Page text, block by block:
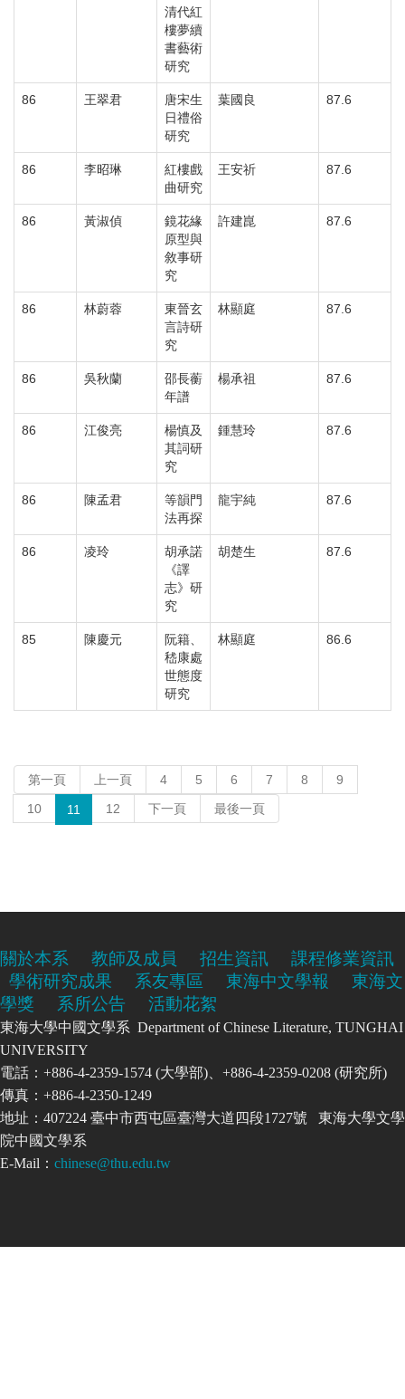
清代紅
樓夢續
書藝術
研究
86 王翠君
唐宋生
日禮俗
研究
葉國良 87.6
86 李昭琳
紅樓戲
曲研究
王安祈 87.6
86 黃淑偵
鏡花緣
原型與
敘事研
究
許建崑 87.6
86 林蔚蓉
東晉玄
言詩研
究
林顯庭 87.6
86 吳秋蘭
邵長蘅
年譜
楊承祖 87.6
86 江俊亮
楊慎及
其詞研
究
鍾慧玲 87.6
86 陳孟君
等韻門
法再探
龍宇純 87.6
86 凌玲
胡承諾
《譯
志》研
究
胡楚生 87.6
85 陳慶元
阮籍、
嵇康處
世態度
研究
林顯庭 86.6
第一頁 上一頁 4 5 6 7 8
9
10
11 12 下一頁 最後一頁
關於本系 教師及成員 招生資訊
課程修業資訊
學術研究成果
系友專區 東海中文學報
東海文
學獎
系所公告 活動花絮
東海大學中國文學系 Department of Chinese Literature, TUNGHAI
UNIVERSITY
電話：+886-4-2359-1574 (大學部)、+886-4-2359-0208 (研究所)
傳真：+886-4-2350-1249
地址：407224 臺中市西屯區臺灣大道四段1727號 東海大學文學
院中國文學系
E-Mail： chinese@thu.edu.tw